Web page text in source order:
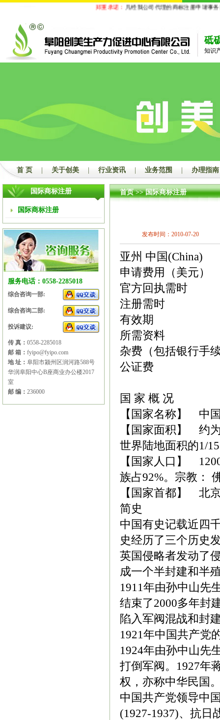
郑重承诺：凡经我公司代理的商标注册申请事务国
砥
知识
首 页 关于创美 行业资讯 业务范围 办理指南
国际商标注册
国际商标注册
服务电话：0558-2285018
综合咨询一部:
综合咨询二部:
投诉建议:
传 真： 0558-2285018
邮 箱： fyipo@fyipo.com
地 址： 阜阳市颍州区润河路588号
华润阜阳中心B座商业办公楼2017
室
邮 编： 236000
首页>>国际商标注册
发布时间：2010-07-20
亚州 中国(China)
申请费用（美元）
官方回执需时
注册需时
有效期
所需资料
杂费（包括银行手
公证费
国 家 概 况
【国家名称】 中
【国家面积】 约
世界陆地面积的1/
【国家人口】
族占92%。宗教：
【国家首都】 北
简史
中国有史记载近四
史经历了三个历史
英国侵略者发动了
成一个半封建和半
1911年由孙中山先
结束了2000多年封
陷入军阀混战和封
1921年中国共产党
1924年由孙中山先
打倒军阀。1927年
权，亦称中华民国
中国共产党领导中
(1927-1937)、抗日